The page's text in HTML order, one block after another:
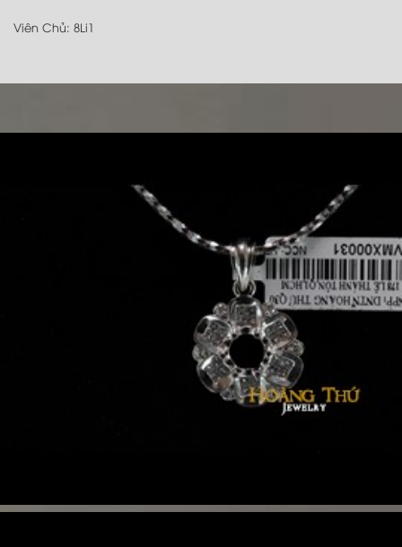
Viên Chủ: 8Li1